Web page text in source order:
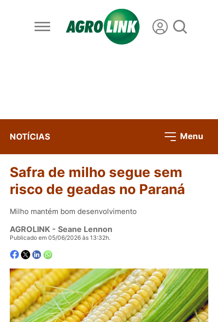
NOTÍCIAS Menu
Safra de milho segue sem
risco de geadas no Paraná
Milho mantém bom desenvolvimento
AGROLINK - Seane Lennon
Publicado em 05/06/2026 às 13:32h.